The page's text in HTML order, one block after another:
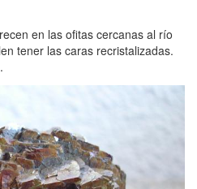
en las ofitas cercanas al río
tener las caras recristalizadas.